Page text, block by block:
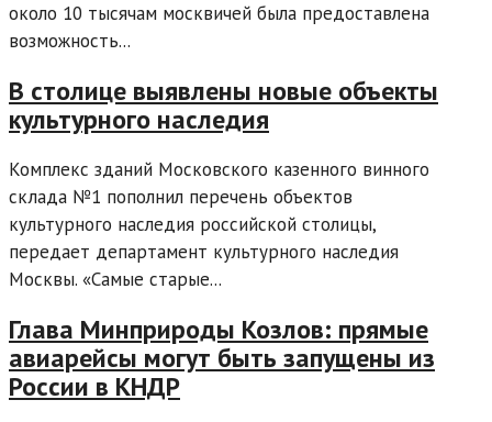
около 10 тысячам москвичей была предоставлена
возможность...
В столице выявлены новые объекты
культурного наследия
Комплекс зданий Московского казенного винного
склада №1 пополнил перечень объектов
культурного наследия российской столицы,
передает департамент культурного наследия
Москвы. «Самые старые...
Глава Минприроды Козлов: прямые
авиарейсы могут быть запущены из
России в КНДР